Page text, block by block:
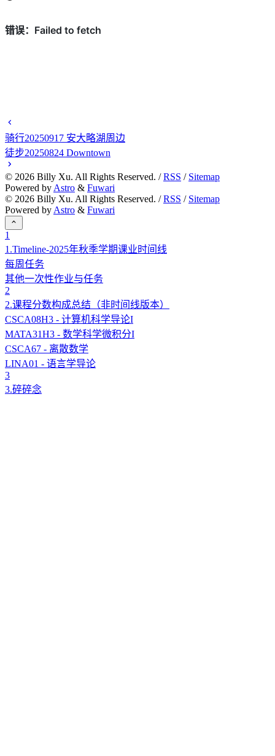
骑行20250917 安大略湖周边
徒步20250824 Downtown
© 2026 Billy Xu. All Rights Reserved. /RSS / Sitemap
Powered by Astro & Fuwari
© 2026 Billy Xu. All Rights Reserved. /RSS / Sitemap
Powered by Astro & Fuwari
1
1.Timeline-2025年秋季学期课业时间线
每周任务
其他一次性作业与任务
2
2.课程分数构成总结（非时间线版本）
CSCA08H3 - 计算机科学导论I
MATA31H3 - 数学科学微积分I
CSCA67 - 离散数学
LINA01 - 语言学导论
3
3.碎碎念